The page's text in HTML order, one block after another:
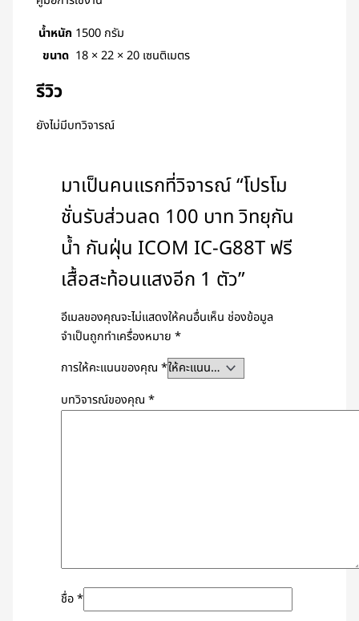
น้ำหนัก 1500 กรัม
ขนาด 18 × 22 × 20 เซนติเมตร
รีวิว
ยังไม่มีบทวิจารณ์
มาเป็นคนแรกที่วิจารณ์ “โปรโม
ชั่นรับส่วนลด 100 บาท วิทยุกัน
น้ำ กันฝุ่น ICOM IC-G88T ฟรี
เสื้อสะท้อนแสงอีก 1 ตัว”
อีเมลของคุณจะไม่แสดงให้คนอื่นเห็น ช่องข้อมูล
จำเป็นถูกทำเครื่องหมาย*
การให้คะแนนของคุณ*
บทวิจารณ์ของคุณ*
ชื่อ*